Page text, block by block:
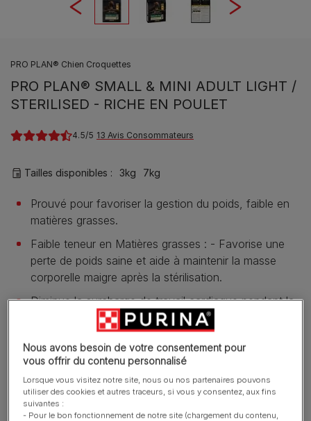
PRO PLAN® Chien Croquettes
PRO PLAN® SMALL & MINI ADULT LIGHT /
STERILISED - RICHE EN POULET
4.5 13 Avis Consommateurs
Tailles disponibles​ : 3kg 7kg
Prouvé pour favoriser la gestion du poids, faible en
matières grasses.
Faible teneur en Matières grasses : - Favorise une
perte de poids saine et aide à maintenir la masse
corporelle maigre après la stérilisation.
Diminue la surcharge de travail cardiaque pendant la
marche et le repos, avec une réduction prouvée de
la fréquence cardiaque de 21 % après 12 semaines
d’utilisation associée à des marches quotidiennes.
Poulet de haute qualité en ingrédient N°1.
En savoir plus
Nous avons besoin de votre consentement pour
vous offrir du contenu personnalisé
Lorsque vous visitez notre site, nous ou nos partenaires pouvons
utiliser des cookies et autres traceurs, si vous y consentez, aux fins
suivantes :
- Pour le bon fonctionnement de notre site (chargement du contenu,